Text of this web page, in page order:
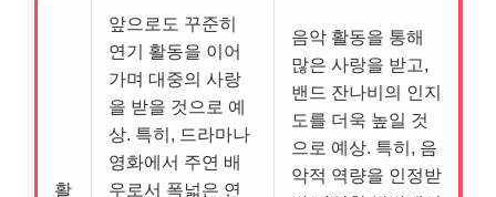
활
앞으로도 꾸준히
연기 활동을 이어
가며 대중의 사랑
을 받을 것으로 예
상. 특히, 드라마나
영화에서 주연 배
우로서 폭넓은 연
음악 활동을 통해
많은 사랑을 받고,
밴드 잔나비의 인지
도를 더욱 높일 것
으로 예상. 특히, 음
악적 역량을 인정받